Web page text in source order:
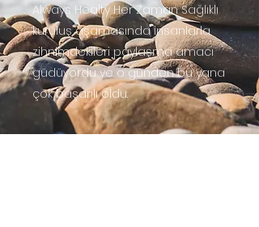
Always Healty Her Zaman Sağlıklı
kuruluş aşamasında insanlarla
zihnimdekileri paylaşma amacı
güdüyordu ve o günden bu yana
çok başarılı oldu.